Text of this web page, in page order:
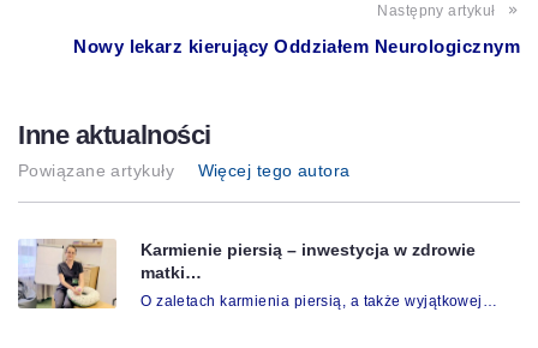
Następny artykuł
Nowy lekarz kierujący Oddziałem Neurologicznym
Inne aktualności
Powiązane artykuły Więcej tego autora
Karmienie piersią – inwestycja w zdrowie
matki…
O zaletach karmienia piersią, a także wyjątkowej…